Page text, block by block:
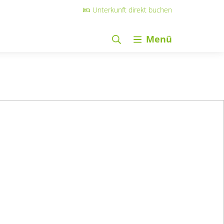
Unterkunft direkt buchen
Menü